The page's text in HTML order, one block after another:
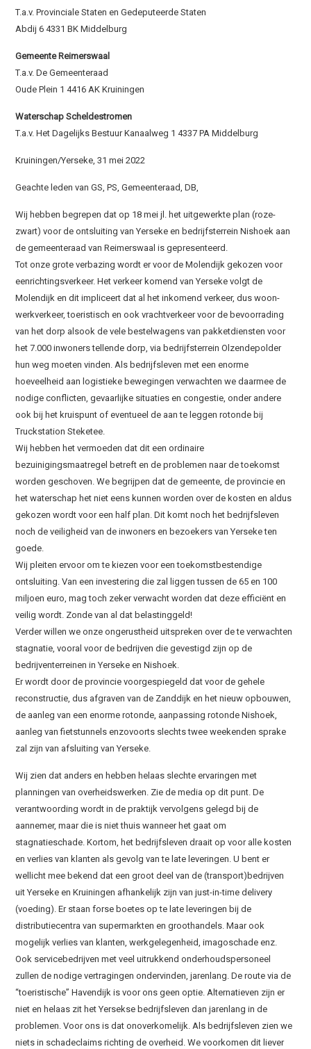
T.a.v. Provinciale Staten en Gedeputeerde Staten
Abdij 6 4331 BK Middelburg
Gemeente Reimerswaal
T.a.v. De Gemeenteraad
Oude Plein 1 4416 AK Kruiningen
Waterschap Scheldestromen
T.a.v. Het Dagelijks Bestuur Kanaalweg 1 4337 PA Middelburg
Kruiningen/Yerseke, 31 mei 2022
Geachte leden van GS, PS, Gemeenteraad, DB,
Wij hebben begrepen dat op 18 mei jl. het uitgewerkte plan (roze-
zwart) voor de ontsluiting van Yerseke en bedrijfsterrein Nishoek aan
de gemeenteraad van Reimerswaal is gepresenteerd.
Tot onze grote verbazing wordt er voor de Molendijk gekozen voor
eenrichtingsverkeer. Het verkeer komend van Yerseke volgt de
Molendijk en dit impliceert dat al het inkomend verkeer, dus woon-
werkverkeer, toeristisch en ook vrachtverkeer voor de bevoorrading
van het dorp alsook de vele bestelwagens van pakketdiensten voor
het 7.000 inwoners tellende dorp, via bedrijfsterrein Olzendepolder
hun weg moeten vinden. Als bedrijfsleven met een enorme
hoeveelheid aan logistieke bewegingen verwachten we daarmee de
nodige conflicten, gevaarlijke situaties en congestie, onder andere
ook bij het kruispunt of eventueel de aan te leggen rotonde bij
Truckstation Steketee.
Wij hebben het vermoeden dat dit een ordinaire
bezuinigingsmaatregel betreft en de problemen naar de toekomst
worden geschoven. We begrijpen dat de gemeente, de provincie en
het waterschap het niet eens kunnen worden over de kosten en aldus
gekozen wordt voor een half plan. Dit komt noch het bedrijfsleven
noch de veiligheid van de inwoners en bezoekers van Yerseke ten
goede.
Wij pleiten ervoor om te kiezen voor een toekomstbestendige
ontsluiting. Van een investering die zal liggen tussen de 65 en 100
miljoen euro, mag toch zeker verwacht worden dat deze efficiënt en
veilig wordt. Zonde van al dat belastinggeld!
Verder willen we onze ongerustheid uitspreken over de te verwachten
stagnatie, vooral voor de bedrijven die gevestigd zijn op de
bedrijventerreinen in Yerseke en Nishoek.
Er wordt door de provincie voorgespiegeld dat voor de gehele
reconstructie, dus afgraven van de Zanddijk en het nieuw opbouwen,
de aanleg van een enorme rotonde, aanpassing rotonde Nishoek,
aanleg van fietstunnels enzovoorts slechts twee weekenden sprake
zal zijn van afsluiting van Yerseke.
Wij zien dat anders en hebben helaas slechte ervaringen met
planningen van overheidswerken. Zie de media op dit punt. De
verantwoording wordt in de praktijk vervolgens gelegd bij de
aannemer, maar die is niet thuis wanneer het gaat om
stagnatieschade. Kortom, het bedrijfsleven draait op voor alle kosten
en verlies van klanten als gevolg van te late leveringen. U bent er
wellicht mee bekend dat een groot deel van de (transport)bedrijven
uit Yerseke en Kruiningen afhankelijk zijn van just-in-time delivery
(voeding). Er staan forse boetes op te late leveringen bij de
distributiecentra van supermarkten en groothandels. Maar ook
mogelijk verlies van klanten, werkgelegenheid, imagoschade enz.
Ook servicebedrijven met veel uitrukkend onderhoudspersoneel
zullen de nodige vertragingen ondervinden, jarenlang. De route via de
“toeristische” Havendijk is voor ons geen optie. Alternatieven zijn er
niet en helaas zit het Yersekse bedrijfsleven dan jarenlang in de
problemen. Voor ons is dat onoverkomelijk. Als bedrijfsleven zien we
niets in schadeclaims richting de overheid. We voorkomen dit liever